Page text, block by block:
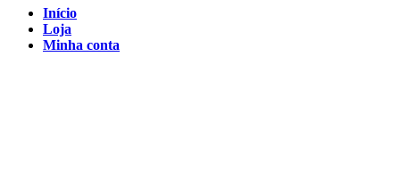
Início
Loja
Minha conta